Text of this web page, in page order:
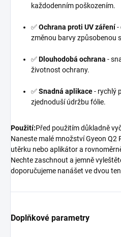
každodenním poškozením.
✅Ochrana proti UV záření-
změnou barvy způsobenou
✅Dlouhodobá ochrana -
životnost ochrany.
✅Snadná aplikace- rychlý
zjednoduší údržbu fólie.
Použití:Před použitím důkladně
Naneste malé množství Gyeon Q2
utěrku nebo aplikátor a
Nechte zaschnout a jemně
doporučujeme nanášet ve dvou
Doplňkové parametry